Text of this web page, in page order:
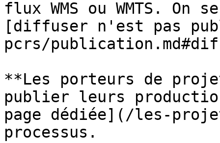
flux WMS ou WMTS.
[diffuser n'est pas
pcrs/
**Les porteurs de
publier leurs
page dédiée](/les-
processus.